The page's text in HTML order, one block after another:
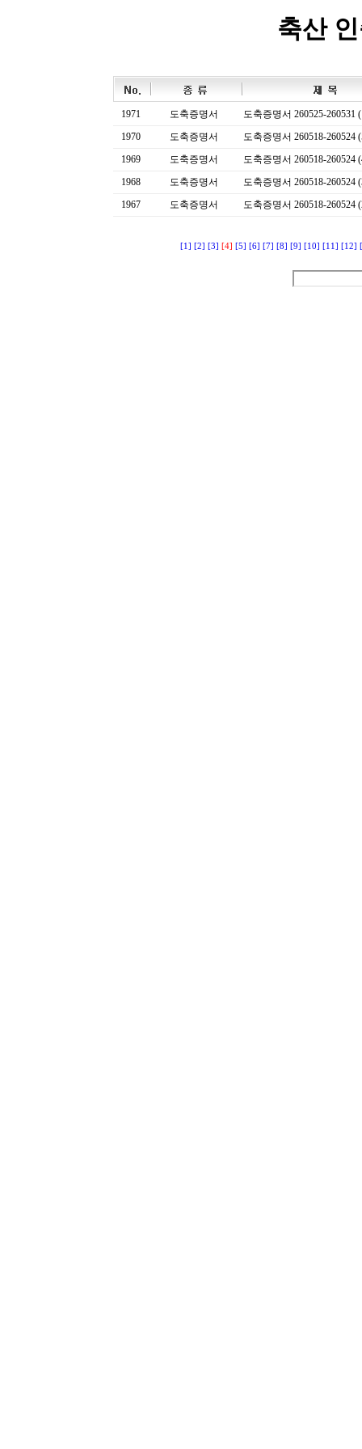
축산
1971 도축증명서
도축증명서 260525-260531
1970
도축증명서
도축증명서 260518-260524
1969
도축증명서
도축증명서 260518-260524
1968
도축증명서
도축증명서 260518-260524
1967
도축증명서 도축증명서 260518-260524
[1] [2] [3] [4] [5] [6] [7] [8] [9] [10] [11] [12]